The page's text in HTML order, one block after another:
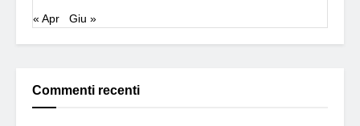
« Apr Giu »
Commenti recenti